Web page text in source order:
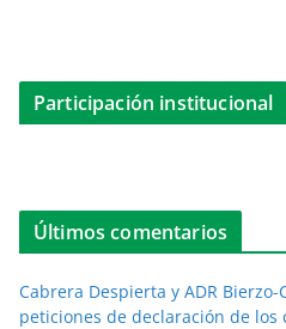
Participación institucional
Últimos comentarios
Cabrera Despierta y ADR
peticiones de declaración de los